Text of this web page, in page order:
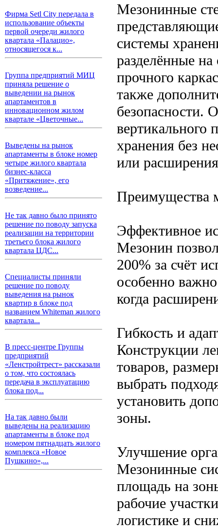
Фирма Setl City передала в
использование объекты
первой очереди жилого
квартала «Палацио»,
относящегося к...
Группа предприятий МИЦ
приняла решение о
выведении на рынок
апартаментов в
инновационном жилом
квартале «Цветочные...
Выведены на рынок
апартаменты в блоке номер
четыре жилого квартала
бизнес-класса
«Притяжение», его
возведение...
Не так давно было принято
решение по поводу запуска
реализации на территории
третьего блока жилого
квартала ЦДС...
Специалисты приняли
решение по поводу
выведения на рынок
квартир в блоке под
названием Whiteman жилого
квартала...
В пресс-центре Группы
предприятий
«Ленстройтрест» рассказали
о том, что состоялась
передача в эксплуатацию
блока под...
На так давно были
выведены на реализацию
апартаменты в блоке под
номером пятнадцать жилого
комплекса «Новое
Пушкино»,...
Мезонинные
системы
разделённые
прочного
также
безопасности.
вертикального
хранения без
или
Преимущества
Эффективное
Мезонин
200% за счёт
особенно
когда
Гибкость и
Конструкции
товаров,
выбрать
установить
зоны.
Улучшение
Мезонинные
площадь на
рабочие
логистике и